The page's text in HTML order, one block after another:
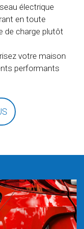
électrique
en toute
de charge plutôt
votre maison
performants